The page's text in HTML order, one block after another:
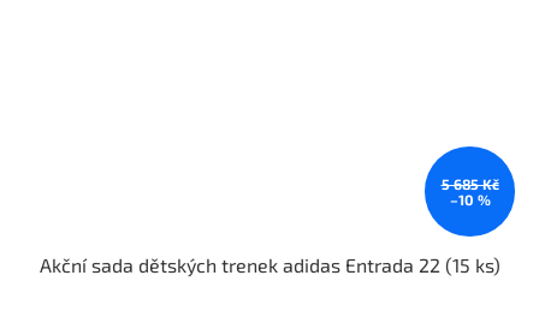
5 685 Kč
–10 %
Akční sada dětských trenek adidas Entrada 22 (15 ks)